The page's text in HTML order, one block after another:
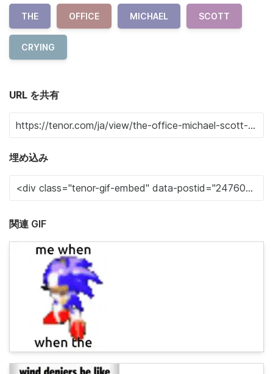
THE OFFICE MICHAEL SCOTT
CRYING
URL を共有
埋め込み
関連 GIF